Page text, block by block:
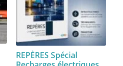
REPÈRES Spécial